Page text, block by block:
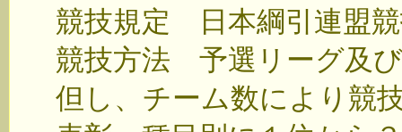
競技規定 日本綱引連盟
競技方法 予選リーグ及
但し、チーム数により競